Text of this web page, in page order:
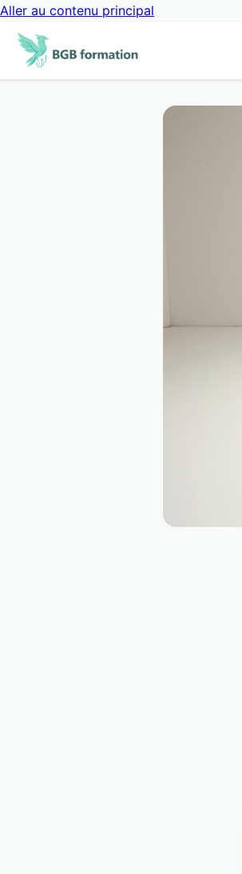
Aller au contenu principal